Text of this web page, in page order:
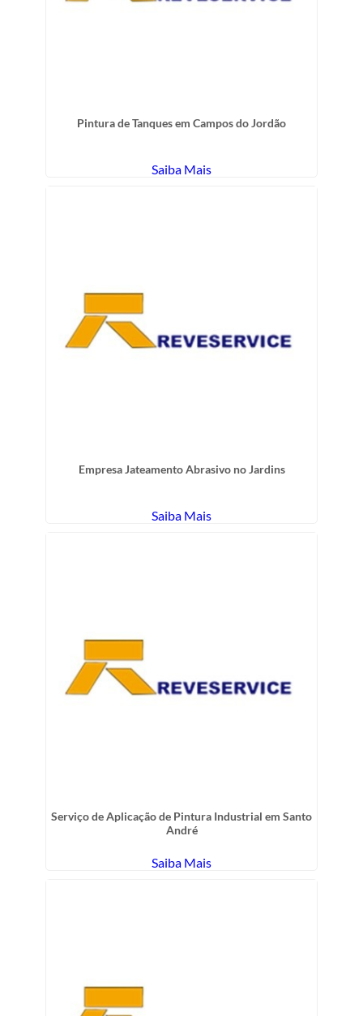
Pintura de Tanques em Campos do Jordão
Saiba Mais
Empresa Jateamento Abrasivo no Jardins
Saiba Mais
Serviço de Aplicação de Pintura Industrial em Santo
André
Saiba Mais